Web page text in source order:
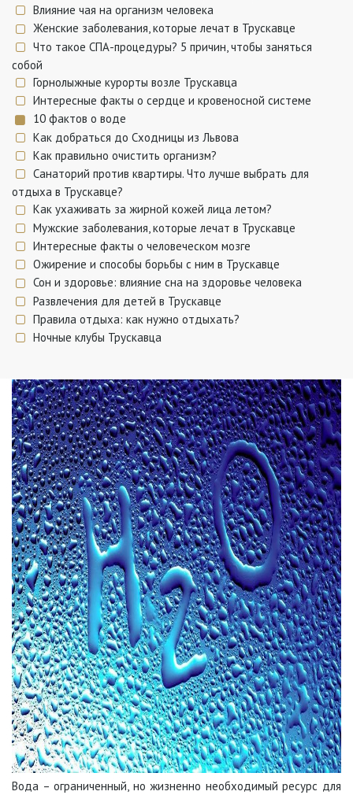
Влияние чая на организм человека
Женские заболевания, которые лечат в Трускавце
Что такое СПА-процедуры? 5 причин, чтобы заняться
собой
Горнолыжные курорты возле Трускавца
Интересные факты о сердце и кровеносной системе
10 фактов о воде
Как добраться до Сходницы из Львова
Как правильно очистить организм?
Санаторий против квартиры. Что лучше выбрать для
отдыха в Трускавце?
Как ухаживать за жирной кожей лица летом?
Мужские заболевания, которые лечат в Трускавце
Интересные факты о человеческом мозге
Ожирение и способы борьбы с ним в Трускавце
Сон и здоровье: влияние сна на здоровье человека
Развлечения для детей в Трускавце
Правила отдыха: как нужно отдыхать?
Ночные клубы Трускавца
Вода – ограниченный, но жизненно необходимый ресурс для